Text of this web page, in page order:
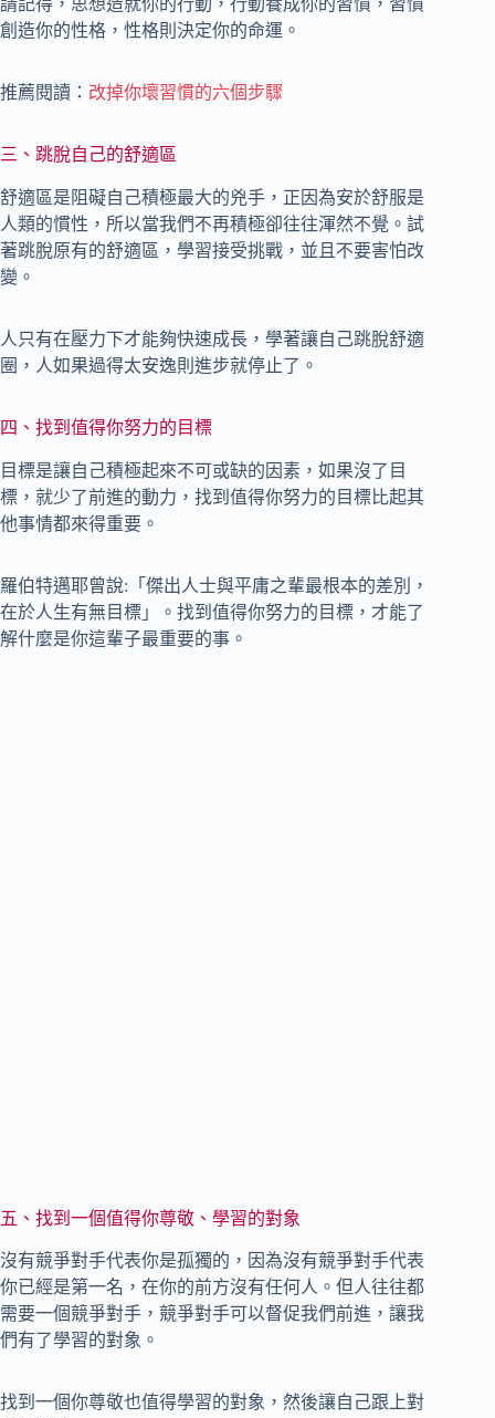
請記得，思想造就你的行動，行動養成你的習慣，習慣
創造你的性格，性格則決定你的命運。
推薦閱讀： 改掉你壞習慣的六個步驟
三、跳脫自己的舒適區
舒適區是阻礙自己積極最大的兇手，正因為安於舒服是
人類的慣性，所以當我們不再積極卻往往渾然不覺。試
著跳脫原有的舒適區，學習接受挑戰，並且不要害怕改
變。
人只有在壓力下才能夠快速成長，學著讓自己跳脫舒適
圈，人如果過得太安逸則進步就停止了。
四、找到值得你努力的目標
目標是讓自己積極起來不可或缺的因素，如果沒了目
標，就少了前進的動力，找到值得你努力的目標比起其
他事情都來得重要。
羅伯特邁耶曾說:「傑出人士與平庸之輩最根本的差別，
在於人生有無目標」。找到值得你努力的目標，才能了
解什麼是你這輩子最重要的事。
五、找到一個值得你尊敬、學習的對象
沒有競爭對手代表你是孤獨的，因為沒有競爭對手代表
你已經是第一名，在你的前方沒有任何人。但人往往都
需要一個競爭對手，競爭對手可以督促我們前進，讓我
們有了學習的對象。
找到一個你尊敬也值得學習的對象，然後讓自己跟上對